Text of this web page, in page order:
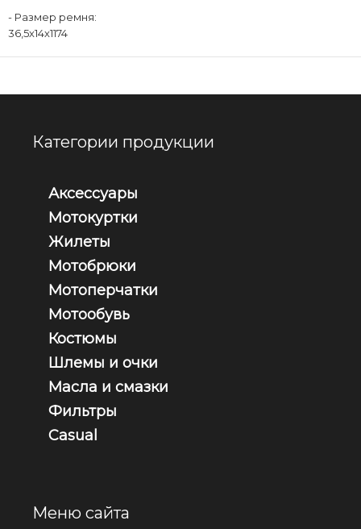
- Размер ремня:
36,5х14х1174
Категории продукции
Аксессуары
Мотокуртки
Жилеты
Мотобрюки
Мотоперчатки
Мотообувь
Костюмы
Шлемы и очки
Масла и смазки
Фильтры
Casual
Меню сайта